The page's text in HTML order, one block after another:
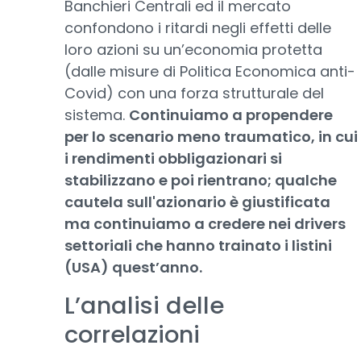
Banchieri Centrali ed il mercato
confondono i ritardi negli effetti delle
loro azioni su un’economia protetta
(dalle misure di Politica Economica anti-
Covid) con una forza strutturale del
sistema. Continuiamo a propendere
per lo scenario meno traumatico, in cui
i rendimenti obbligazionari si
stabilizzano e poi rientrano; qualche
cautela sull'azionario è giustificata
ma continuiamo a credere nei drivers
settoriali che hanno trainato i listini
(USA) quest’anno.
L’analisi delle
correlazioni